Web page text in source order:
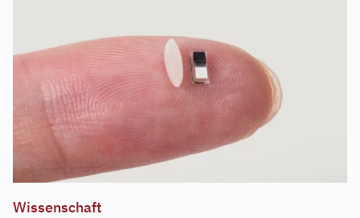
Wissenschaft